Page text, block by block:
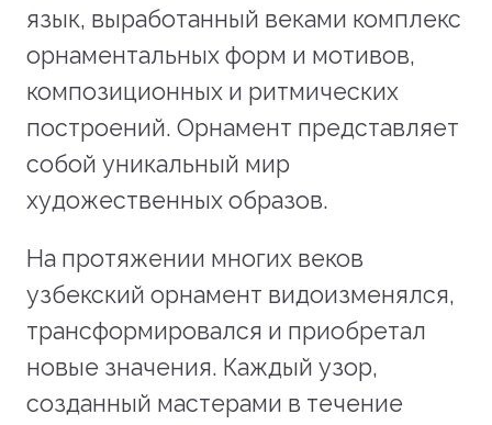
язык, выработанный веками комплекс
орнаментальных форм и мотивов,
композиционных и ритмических
построений. Орнамент представляет
собой уникальный мир
художественных образов.
На протяжении многих веков
узбекский орнамент видоизменялся,
трансформировался и приобретал
новые значения. Каждый узор,
созданный мастерами в течение